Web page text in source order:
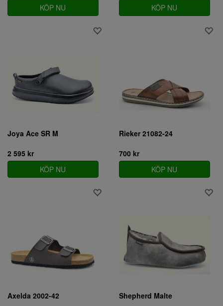
KÖP NU
KÖP NU
Joya Ace SR M
2 595 kr
KÖP NU
Rieker 21082-24
700 kr
KÖP NU
Axelda 2002-42
Shepherd Malte